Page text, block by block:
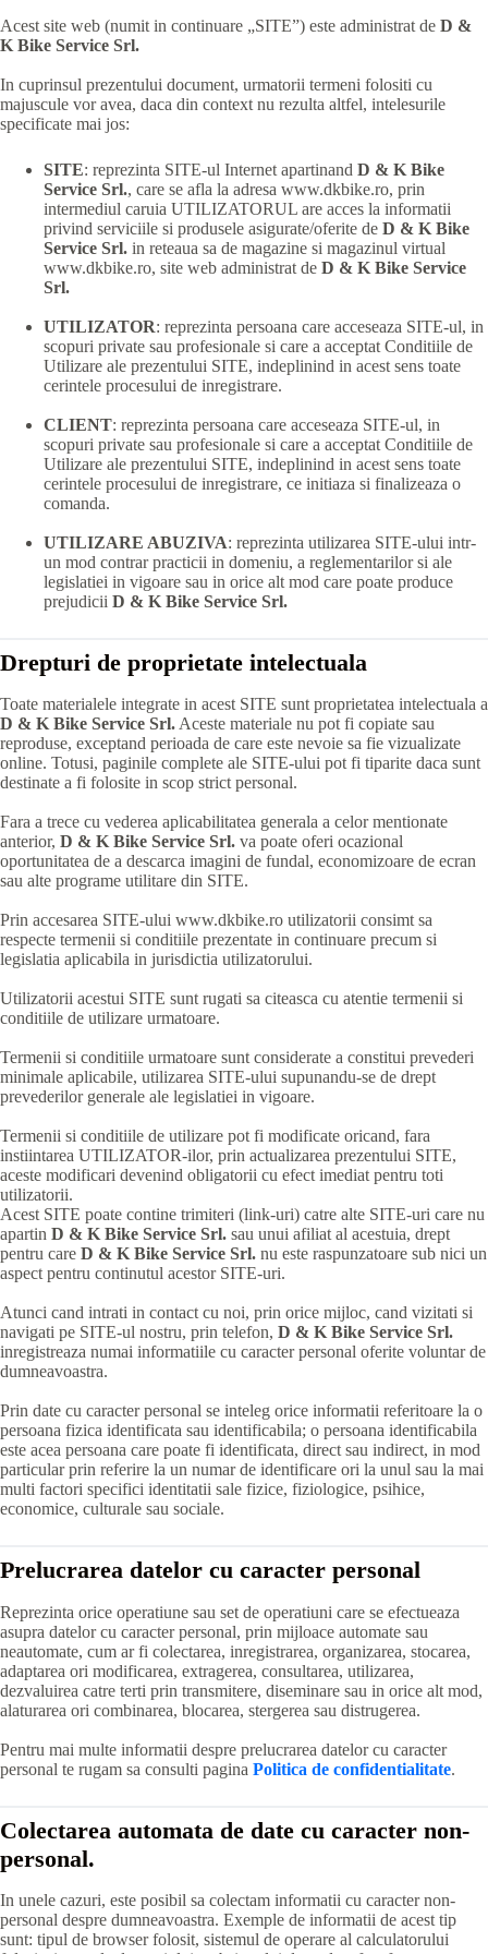
Acest site web (numit in continuare „SITE”) este administrat de D &
K Bike Service Srl.
In cuprinsul prezentului document, urmatorii termeni folositi cu
majuscule vor avea, daca din context nu rezulta altfel, intelesurile
specificate mai jos:
SITE: reprezinta SITE-ul Internet apartinand D & K Bike
Service Srl., care se afla la adresa www.dkbike.ro, prin
intermediul caruia UTILIZATORUL are acces la informatii
privind serviciile si produsele asigurate/oferite de D & K Bike
Service Srl. in reteaua sa de magazine si magazinul virtual
www.dkbike.ro, site web administrat de D & K Bike Service
Srl.
UTILIZATOR: reprezinta persoana care acceseaza SITE-ul, in
scopuri private sau profesionale si care a acceptat Conditiile de
Utilizare ale prezentului SITE, indeplinind in acest sens toate
cerintele procesului de inregistrare.
CLIENT: reprezinta persoana care acceseaza SITE-ul, in
scopuri private sau profesionale si care a acceptat Conditiile de
Utilizare ale prezentului SITE, indeplinind in acest sens toate
cerintele procesului de inregistrare, ce initiaza si finalizeaza o
comanda.
UTILIZARE ABUZIVA: reprezinta utilizarea SITE-ului intr-
un mod contrar practicii in domeniu, a reglementarilor si ale
legislatiei in vigoare sau in orice alt mod care poate produce
prejudicii D & K Bike Service Srl.
Drepturi de proprietate intelectuala
Toate materialele integrate in acest SITE sunt proprietatea intelectuala a
D & K Bike Service Srl. Aceste materiale nu pot fi copiate sau
reproduse, exceptand perioada de care este nevoie sa fie vizualizate
online. Totusi, paginile complete ale SITE-ului pot fi tiparite daca sunt
destinate a fi folosite in scop strict personal.
Fara a trece cu vederea aplicabilitatea generala a celor mentionate
anterior, D & K Bike Service Srl. va poate oferi ocazional
oportunitatea de a descarca imagini de fundal, economizoare de ecran
sau alte programe utilitare din SITE.
Prin accesarea SITE-ului www.dkbike.ro utilizatorii consimt sa
respecte termenii si conditiile prezentate in continuare precum si
legislatia aplicabila in jurisdictia utilizatorului.
Utilizatorii acestui SITE sunt rugati sa citeasca cu atentie termenii si
conditiile de utilizare urmatoare.
Termenii si conditiile urmatoare sunt considerate a constitui prevederi
minimale aplicabile, utilizarea SITE-ului supunandu-se de drept
prevederilor generale ale legislatiei in vigoare.
Termenii si conditiile de utilizare pot fi modificate oricand, fara
instiintarea UTILIZATOR-ilor, prin actualizarea prezentului SITE,
aceste modificari devenind obligatorii cu efect imediat pentru toti
utilizatorii.
Acest SITE poate contine trimiteri (link-uri) catre alte SITE-uri care nu
apartin D & K Bike Service Srl. sau unui afiliat al acestuia, drept
pentru care D & K Bike Service Srl. nu este raspunzatoare sub nici un
aspect pentru continutul acestor SITE-uri.
Atunci cand intrati in contact cu noi, prin orice mijloc, cand vizitati si
navigati pe SITE-ul nostru, prin telefon, D & K Bike Service Srl.
inregistreaza numai informatiile cu caracter personal oferite voluntar de
dumneavoastra.
Prin date cu caracter personal se inteleg orice informatii referitoare la o
persoana fizica identificata sau identificabila; o persoana identificabila
este acea persoana care poate fi identificata, direct sau indirect, in mod
particular prin referire la un numar de identificare ori la unul sau la mai
multi factori specifici identitatii sale fizice, fiziologice, psihice,
economice, culturale sau sociale.
Prelucrarea datelor cu caracter personal
Reprezinta orice operatiune sau set de operatiuni care se efectueaza
asupra datelor cu caracter personal, prin mijloace automate sau
neautomate, cum ar fi colectarea, inregistrarea, organizarea, stocarea,
adaptarea ori modificarea, extragerea, consultarea, utilizarea,
dezvaluirea catre terti prin transmitere, diseminare sau in orice alt mod,
alaturarea ori combinarea, blocarea, stergerea sau distrugerea.
Pentru mai multe informatii despre prelucrarea datelor cu caracter
personal te rugam sa consulti pagina Politica de confidentialitate.
Colectarea automata de date cu caracter non-
personal.
In unele cazuri, este posibil sa colectam informatii cu caracter non-
personal despre dumneavoastra. Exemple de informatii de acest tip
sunt: tipul de browser folosit, sistemul de operare al calculatorului